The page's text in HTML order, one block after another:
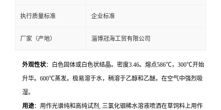
执行质量标准 企业标准
厂家（产地） 淄博冠海工贸有限公司
外观性状：白色固体或白色状结晶。密度3.46。熔点586℃， 300℃开始
升华。 600℃蒸发。极易溶于水，稍溶于乙醇和乙醚。在空气中强烈吸
湿。
用途：用作光谱纯和高纯试剂 , 三氯化铟稀水溶液喷洒在草饲料上用作